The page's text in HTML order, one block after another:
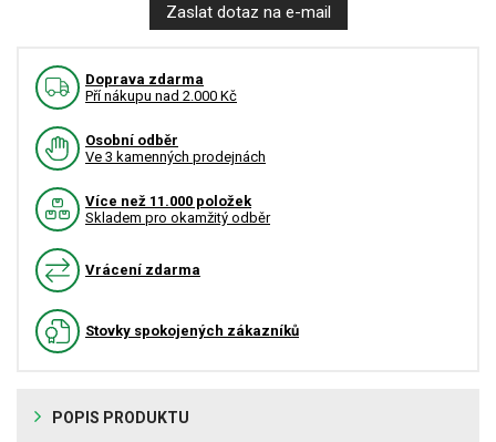
Zaslat dotaz na e-mail
Doprava zdarma
Pří nákupu nad 2.000 Kč
Osobní odběr
Ve 3 kamenných prodejnách
Více než 11.000 položek
Skladem pro okamžitý odběr
Vrácení zdarma
Stovky spokojených zákazníků
POPIS PRODUKTU